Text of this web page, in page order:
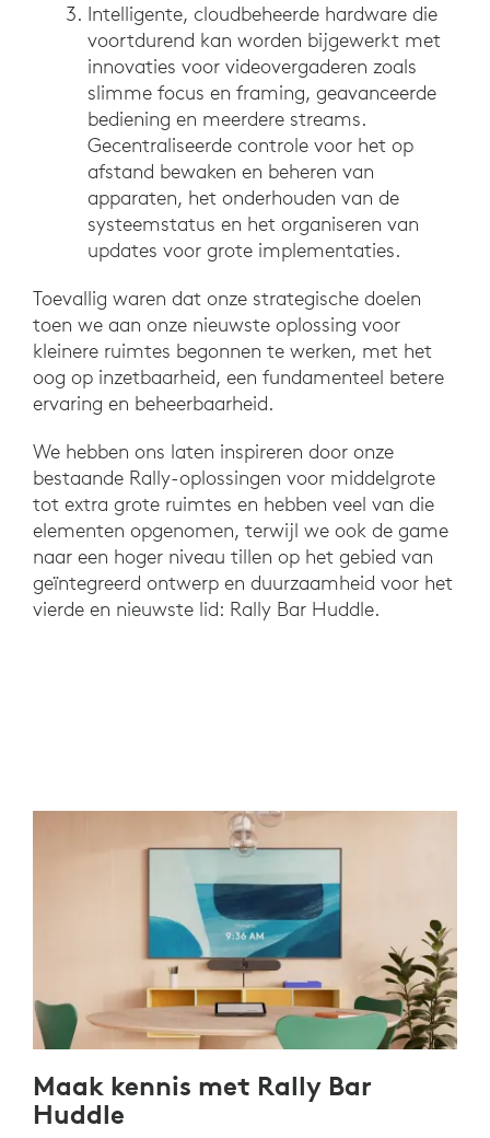
Intelligente, cloudbeheerde hardware die
voortdurend kan worden bijgewerkt met
innovaties voor videovergaderen zoals
slimme focus en framing, geavanceerde
bediening en meerdere streams.
Gecentraliseerde controle voor het op
afstand bewaken en beheren van
apparaten, het onderhouden van de
systeemstatus en het organiseren van
updates voor grote implementaties.
Toevallig waren dat onze strategische doelen
toen we aan onze nieuwste oplossing voor
kleinere ruimtes begonnen te werken, met het
oog op inzetbaarheid, een fundamenteel betere
ervaring en beheerbaarheid.
We hebben ons laten inspireren door onze
bestaande Rally-oplossingen voor middelgrote
tot extra grote ruimtes en hebben veel van die
elementen opgenomen, terwijl we ook de game
naar een hoger niveau tillen op het gebied van
geïntegreerd ontwerp en duurzaamheid voor het
vierde en nieuwste lid: Rally Bar Huddle.
Maak kennis met Rally Bar
Huddle